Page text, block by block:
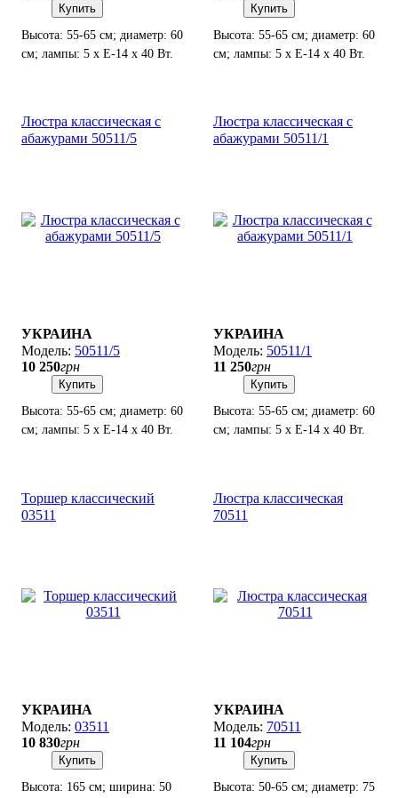
Купить
Высота: 55-65 см; диаметр: 60
см; лампы: 5 х Е-14 х 40 Вт.
Купить
Высота: 55-65 см; диаметр: 60
см; лампы: 5 х Е-14 х 40 Вт.
Люстра классическая с
абажурами 50511/5
УКРАИНА
50511/5
10 250грн
Купить
Высота: 55-65 см; диаметр: 60
см; лампы: 5 х Е-14 х 40 Вт.
Люстра классическая с
абажурами 50511/1
УКРАИНА
50511/1
11 250грн
Купить
Высота: 55-65 см; диаметр: 60
см; лампы: 5 х Е-14 х 40 Вт.
Торшер классический
03511
УКРАИНА
03511
10 830грн
Купить
Высота: 165 см; ширина: 50
Люстра классическая
70511
УКРАИНА
70511
11 104грн
Купить
Высота: 50-65 см; диаметр: 75